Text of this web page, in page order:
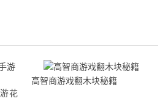
花
高智商游戏翻木块秘籍